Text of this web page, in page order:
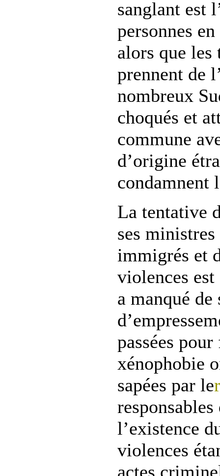
sanglant est
personnes
alors que les
prennent de
nombreux
choqués et
commune
d’origine
condamnent
La tentative
ses
immigrés et
violences
a manqué
passées
xénophobie
sapées par le
l’existence
violences
actes